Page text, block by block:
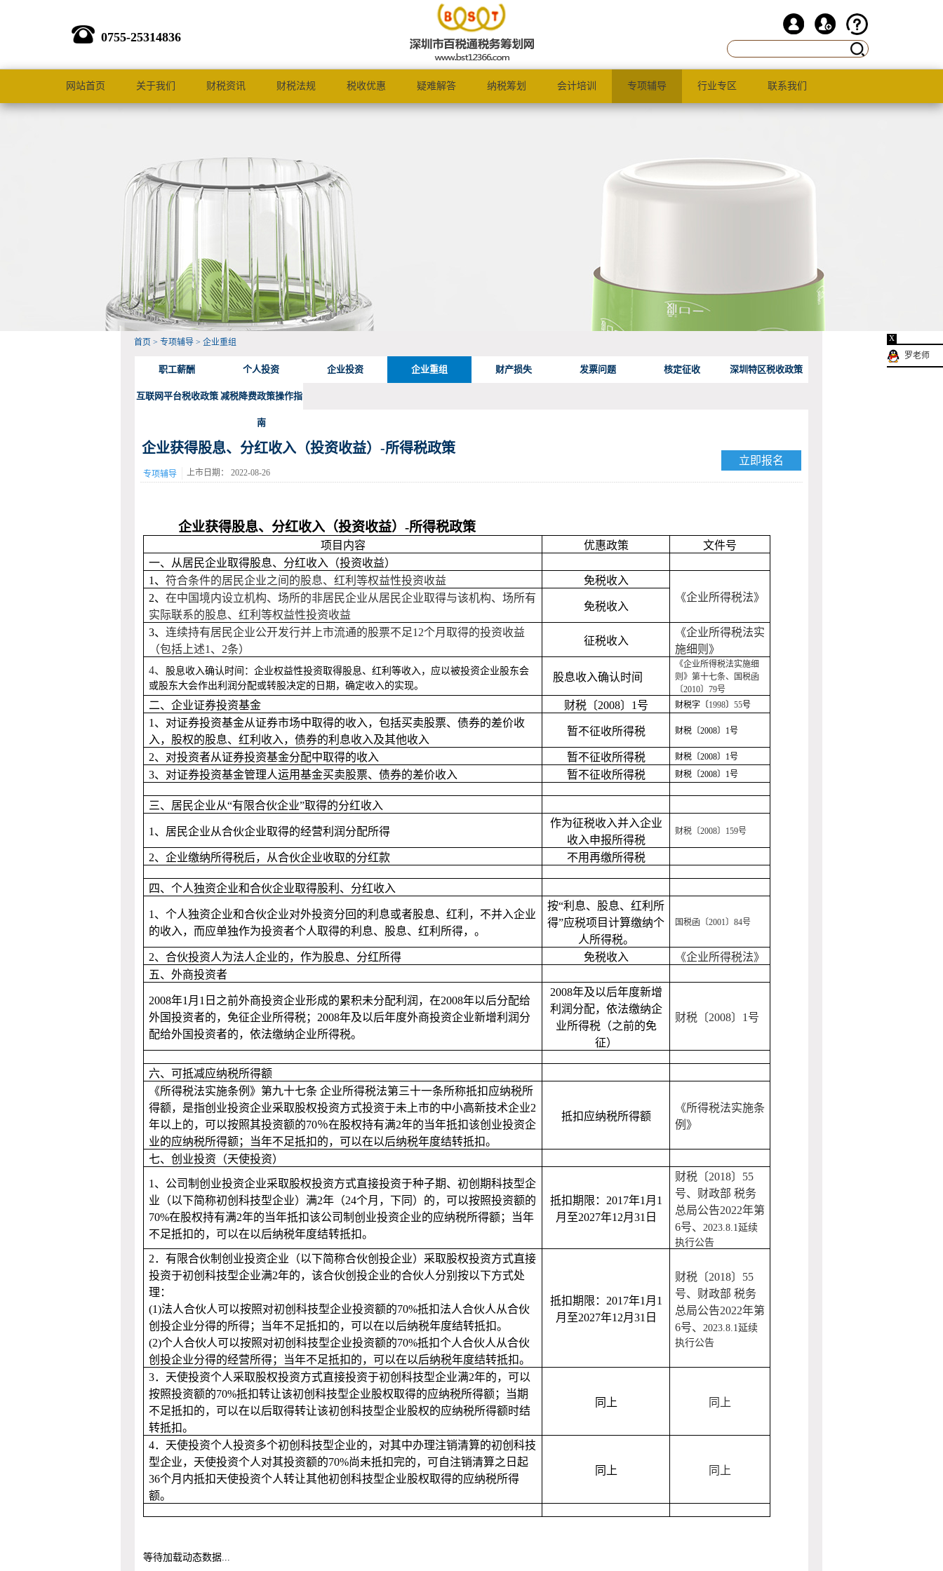
0755-25314836
网站首页 关于我们 财税资讯 财税法规 税收优惠 疑难解答 纳税筹划 会计培训 专项辅导 行业专区 联系我们
首页 > 专项辅导 > 企业重组
职工薪酬 个人投资 企业投资 企业重组 财产损失 发票问题 核定征收 深圳特区税收政策
互联网平台税收政策 减税降费政策操作指
南
企业获得股息、分红收入（投资收益）-所得税政策
上市日期： 2022-08-26
立即报名
专项辅导
企业获得股息、分红收入（投资收益）-所得税政策
项目内容 优惠政策
文件号
一、从居民企业取得股息、分红收入（投资收益）
1 、 符合条件的居民企业之间的股息、红利等权益性投资收益
免税收入
《企业所得税法》
2、 在中国境内设立机构、场所的非居民企业从居民企业取得与该机构、场所有
实际联系的股息、红利等权益性投资收益
免税收入
3、 连续持有居民企业公开发行并上市流通的股票不足12个月取得的投资收益
（包括上述1 、 2条）
征税收入
《企业所得税法实
施细则》
4、
股息收入确认时间：企业权益性投资取得股息、红利等收入，应以被投资企业股东会
或股东大会作出利润分配或转股决定的日期，确定收入的实现。
股息收入确认时间
《企业所得税法实施细
则》第十七条、国税函
〔2010〕79号
二、企业证券投资基金 财税〔2008〕 1 号 财税字〔1998〕 55号
1 、对证券投资基金从证券市场中取得的收入，包括买卖股票、债券的差价收
入，股权的股息、红利收入，债券的利息收入及其他收入
暂不征收所得税 财税〔2008〕 1号
2、对投资者从证券投资基金分配中取得的收入 暂不征收所得税 财税〔2008〕 1号
3、对证券投资基金管理人运用基金买卖股票、债券的差价收入 暂不征收所得税 财税〔2008〕 1号
三、居民企业从“有限合伙企业”取得的分红收入
1 、居民企业从合伙企业取得的经营利润分配所得
作为征税收入并入企业
收入申报所得税
财税〔2008〕 159号
2、企业缴纳所得税后，从合伙企业收取的分红款 不用再缴所得税
四、个人独资企业和合伙企业取得股利、分红收入
1 、 个人独资企业和合伙企业对外投资分回的利息或者股息、红利，不并入企业
的收入，而应单独作为投资者个人取得的利息、股息、红利所得， 。
按“利息、股息、红利所
得”应税项目计算缴纳个
人所得税。
国税函〔2001〕 84号
2、合伙投资人为法人企业的，作为股息、分红所得 免税收入
《企业所得税法》
五、外商投资者
2008年1 月 1 日之前外商投资企业形成的累积未分配利润，在2008年以后分配给
外国投资者的，免征企业所得税； 2008年及以后年度外商投资企业新增利润分
配给外国投资者的，依法缴纳企业所得税。
2008年及以后年度新增
利润分配，依法缴纳企
业所得税（之前的免
征）
财税〔2008〕1号
六、可抵减应纳税所得额
《所得税法实施条例》第九十七条 企业所得税法第三十一条所称抵扣应纳税所
得额，是指创业投资企业采取股权投资方式投资于未上市的中小高新技术企业2
年以上的，可以按照其投资额的70％在股权持有满2年的当年抵扣该创业投资企
业的应纳税所得额；当年不足抵扣的，可以在以后纳税年度结转抵扣。
抵扣应纳税所得额
《所得税法实施条
例》
七、创业投资（天使投资）
1 、公司制创业投资企业采取股权投资方式直接投资于种子期、初创期科技型企
业（以下简称初创科技型企业）满2年（24个月，下同）的，可以按照投资额的
70%在股权持有满2年的当年抵扣该公司制创业投资企业的应纳税所得额；当年
不足抵扣的，可以在以后纳税年度结转抵扣。
抵扣期限： 2017年1 月 1
月至2027年12月 31 日
财税〔2018〕55
号、财政部 税务
总局公告2022年第
6号、 2023.8.1延续
执行公告
2．有限合伙制创业投资企业（以下简称合伙创投企业）采取股权投资方式直接
投资于初创科技型企业满2年的，该合伙创投企业的合伙人分别按以下方式处
理：
(1)法人合伙人可以按照对初创科技型企业投资额的70%抵扣法人合伙人从合伙
创投企业分得的所得；当年不足抵扣的，可以在以后纳税年度结转抵扣。
(2)个人合伙人可以按照对初创科技型企业投资额的70%抵扣个人合伙人从合伙
创投企业分得的经营所得；当年不足抵扣的，可以在以后纳税年度结转抵扣。
抵扣期限： 2017年1 月 1
月至2027年12月 31 日
财税〔2018〕55
号、财政部 税务
总局公告2022年第
6号、 2023.8.1延续
执行公告
3．天使投资个人采取股权投资方式直接投资于初创科技型企业满2年的，可以
按照投资额的70%抵扣转让该初创科技型企业股权取得的应纳税所得额；当期
不足抵扣的，可以在以后取得转让该初创科技型企业股权的应纳税所得额时结
转抵扣。
同上 同上
4．天使投资个人投资多个初创科技型企业的，对其中办理注销清算的初创科技
型企业，天使投资个人对其投资额的70%尚未抵扣完的，可自注销清算之日起
36个月内抵扣天使投资个人转让其他初创科技型企业股权取得的应纳税所得
额。
同上 同上
等待加载动态数据...
X
罗老师